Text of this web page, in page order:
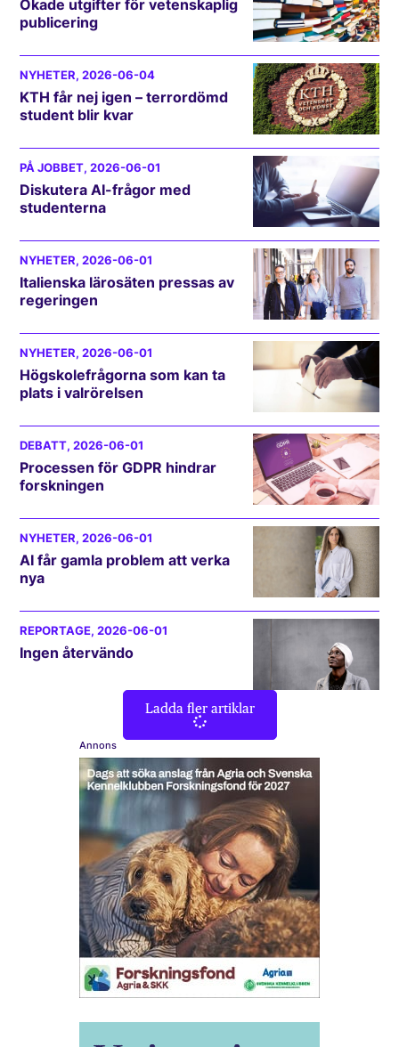
Ökade utgifter för vetenskaplig
publicering
NYHETER, 2026-06-04
KTH får nej igen – terrordömd
student blir kvar
PÅ JOBBET, 2026-06-01
Diskutera AI-frågor med
studenterna
NYHETER, 2026-06-01
Italienska lärosäten pressas av
regeringen
NYHETER, 2026-06-01
Högskolefrågorna som kan ta
plats i valrörelsen
DEBATT, 2026-06-01
Processen för GDPR hindrar
forskningen
NYHETER, 2026-06-01
AI får gamla problem att verka
nya
REPORTAGE, 2026-06-01
Ingen återvändo
Ladda fler artiklar
Annons